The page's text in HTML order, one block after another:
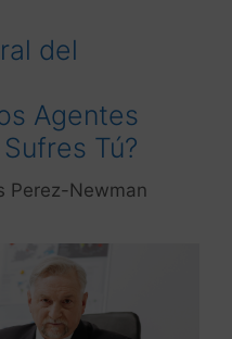
del
Agentes
Tú?
Perez-Newman